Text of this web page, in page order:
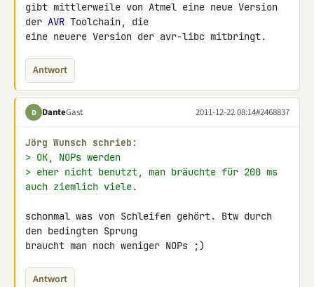
gibt mittlerweile von Atmel eine neue Version
der AVR Toolchain, die
eine neuere Version der avr-libc mitbringt.
Antwort
D DanteGast 2011-12-22 08:14#2468837
Jörg Wunsch schrieb:
> OK, NOPs werden
> eher nicht benutzt, man bräuchte für 200 ms
auch ziemlich viele.
schonmal was von Schleifen gehört. Btw durch
den bedingten Sprung
braucht man noch weniger NOPs ;)
Antwort